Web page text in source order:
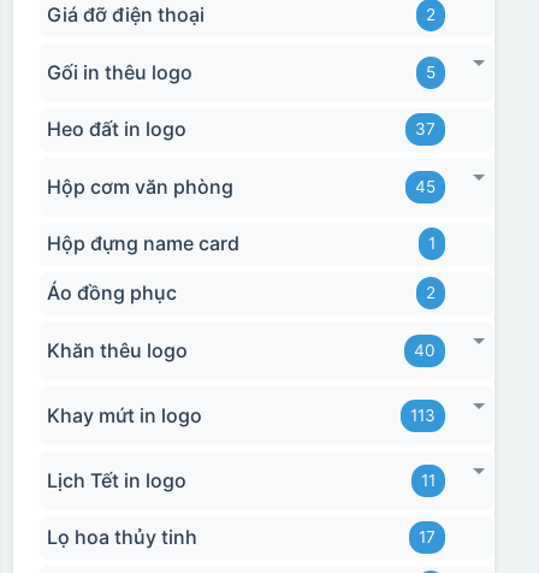
Giá đỡ điện thoại 2
Gối in thêu logo 5
Heo đất in logo 37
Hộp cơm văn phòng 45
Hộp đựng name card 1
Áo đồng phục 2
Khăn thêu logo 40
Khay mứt in logo 113
Lịch Tết in logo 11
Lọ hoa thủy tinh 17